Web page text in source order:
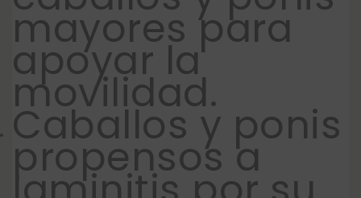
mayores para
apoyar la
movilidad.
Caballos y ponis
propensos a